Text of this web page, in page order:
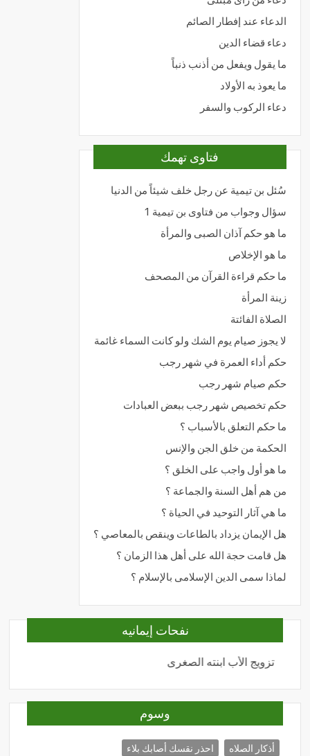
الدعاء عند إفطار الصائم
دعاء قضاء الدين
ما يقول ويفعل من أذنب ذنباً
ما يعوذ به الأولاد
دعاء الركوب والسفر
فتاوى تهمك
سُئل بن تيمية عن رجل خلف شيئاً من الدنيا
سؤال وجواب من فتاوى بن تيمية 1
ما هو حكم آذان الصبى والمرأة
ما هو الإخلاص
ما حكم قراءة القرآن من المصحف
زينة المرأة
الصلاة الفائتة
لا يجوز صيام يوم الشك ولو كانت السماء غائمة
حكم أداء العمرة في شهر رجب
حكم صيام شهر رجب
حكم تخصيص شهر رجب ببعض العبادات
ما حكم التعلق بالأسباب ؟
الحكمة من خلق الجن والإنس
ما هو أول واجب على الخلق ؟
من هم أهل السنة والجماعة ؟
ما هي آثار التوحيد في الحياة ؟
هل الإيمان يزداد بالطاعات وينقص بالمعاصي ؟
هل قامت حجة الله على أهل هذا الزمان ؟
لماذا سمى الدين الإسلامى بالإسلام ؟
نفحات إيمانيه
تزويج الأب ابنته الصغرى
وسوم
أذكار الصلاه
احذر نقسك أصابك بلاء